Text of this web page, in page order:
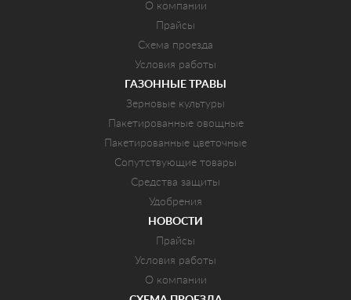
О компании
Прайсы
Схема проезда
Условия работы
ГАЗОННЫЕ ТРАВЫ
Зерновые культуры
Пакетированные овощные
Пакетированные цветочные
Сопутствующие товары
Средства защиты
Удобрения
НОВОСТИ
Прайсы
Условия работы
О компании